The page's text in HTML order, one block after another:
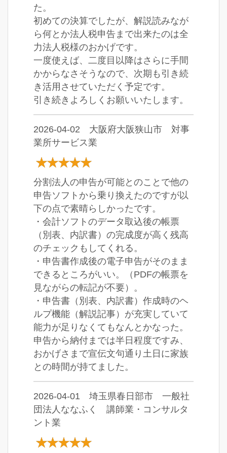
た。
初めての決算でしたが、解説読みなが
ら何とか法人税申告まで出来たのは全
力法人税様のおかげです。
一度使えば、二度目以降はさらに手間
かからなさそうなので、次期も引き続
き活用させていただく予定です。
引き続きよろしくお願いいたします。
2026-04-02 大阪府大阪狭山市 対事
業所サービス業
分割法人の申告が可能とのことで他の
申告ソフトから乗り換えたのですが以
下の点で素晴らしかったです。
・会計ソフトのデータ取込後の帳票
（別表、内訳書）の完成度が高く残高
のチェックもしてくれる。
・申告書作成後の電子申告がそのまま
できるところがいい。（PDFの帳票を
見ながらの転記が不要）。
・申告書（別表、内訳書）作成時のヘ
ルプ機能（解説記事）が充実していて
能力が足りなくてもなんとかなった。
申告から納付までは半日程度ですみ、
おかげさまで宣伝文句通り土日に家族
との時間が持てました。
2026-04-01 埼玉県春日部市 一般社
団法人ななふく 講師業・コンサルタ
ント業